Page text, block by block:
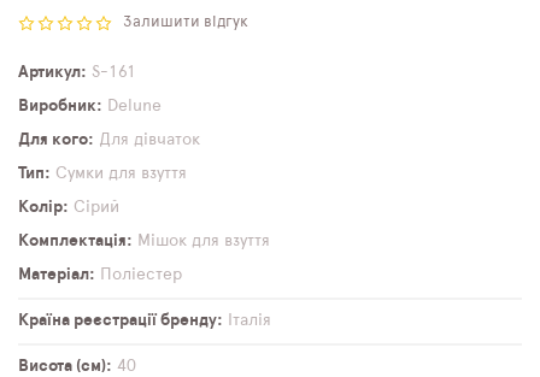
Залишити відгук
Артикул
S-161
Виробник
Delune
Для кого
Для дівчаток
Тип
Сумки для взуття
Колір
Сірий
Комплектація
Мішок для взуття
Матеріал
Поліестер
Країна реєстрації бренду Італія
Висота (см)
40